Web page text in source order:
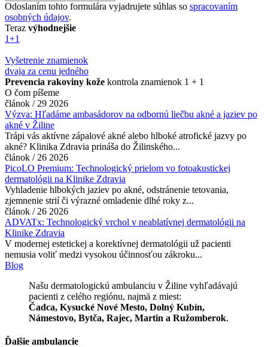
Odoslaním tohto formulára vyjadrujete súhlas so spracovaním
osobných údajov.
Teraz výhodnejšie
1+1
Vyšetrenie znamienok
dvaja za cenu jedného
Prevencia rakoviny kože kontrola znamienok 1 + 1
O čom píšeme
článok / 29 2026
Výzva: Hľadáme ambasádorov na odbornú liečbu akné a jaziev po
akné v Žiline
Trápi vás aktívne zápalové akné alebo hlboké atrofické jazvy po
akné? Klinika Zdravia prináša do Žilinského...
článok / 26 2026
PicoLO Premium: Technologický prielom vo fotoakustickej
dermatológii na Klinike Zdravia
Vyhladenie hlbokých jaziev po akné, odstránenie tetovania,
zjemnenie strií či výrazné omladenie dlhé roky z...
článok / 26 2026
ADVATx: Technologický vrchol v neablatívnej dermatológii na
Klinike Zdravia
V modernej estetickej a korektívnej dermatológii už pacienti
nemusia voliť medzi vysokou účinnosťou zákroku...
Blog
Našu dermatologickú ambulanciu v Žiline vyhľadávajú
pacienti z celého regiónu, najmä z miest:
Čadca, Kysucké Nové Mesto, Dolný Kubín,
Námestovo, Bytča, Rajec, Martin a Ružomberok.
Ďalšie ambulancie